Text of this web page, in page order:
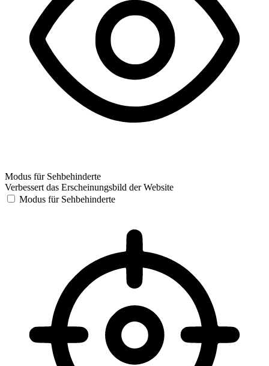
Modus für Sehbehinderte
Verbessert das Erscheinungsbild der Website
Modus für Sehbehinderte